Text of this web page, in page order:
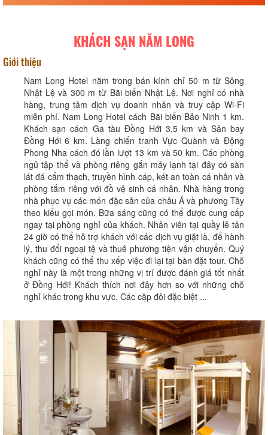
KHÁCH SẠN NĂM LONG
Giới thiệu
Nam Long Hotel nằm trong bán kính chỉ 50 m từ Sông
Nhật Lệ và 300 m từ Bãi biển Nhật Lệ. Nơi nghỉ có nhà
hàng, trung tâm dịch vụ doanh nhân và truy cập Wi-Fi
miễn phí. Nam Long Hotel cách Bãi biển Bảo Ninh 1 km.
Khách sạn cách Ga tàu Đồng Hới 3,5 km và Sân bay
Đồng Hới 6 km. Làng chiến tranh Vực Quành và Động
Phong Nha cách đó lần lượt 13 km và 50 km. Các phòng
ngủ tập thể và phòng riêng gắn máy lạnh tại đây có sàn
lát đá cẩm thạch, truyền hình cáp, két an toàn cá nhân và
phòng tắm riêng với đồ vệ sinh cá nhân. Nhà hàng trong
nhà phục vụ các món đặc sản của châu Á và phương Tây
theo kiểu gọi món. Bữa sáng cũng có thể được cung cấp
ngay tại phòng nghỉ của khách. Nhân viên tại quầy lễ tân
24 giờ có thể hỗ trợ khách với các dịch vụ giặt là, để hành
lý, thu đổi ngoại tệ và thuê phương tiện vận chuyển. Quý
khách cũng có thể thu xếp việc đi lại tại bàn đặt tour. Chỗ
nghỉ này là một trong những vị trí được đánh giá tốt nhất
ở Ðồng Hới! Khách thích nơi đây hơn so với những chỗ
nghỉ khác trong khu vực. Các cặp đôi đặc biệt ...